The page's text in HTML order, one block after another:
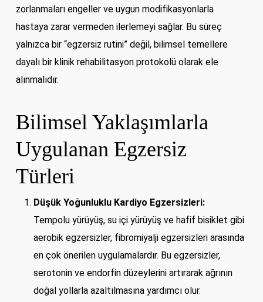
zorlanmaları engeller ve uygun modifikasyonlarla
hastaya zarar vermeden ilerlemeyi sağlar. Bu süreç
yalnızca bir “egzersiz rutini” değil, bilimsel temellere
dayalı bir klinik rehabilitasyon protokolü olarak ele
alınmalıdır.
Bilimsel Yaklaşımlarla
Uygulanan Egzersiz
Türleri
Düşük Yoğunluklu Kardiyo Egzersizleri:
Tempolu yürüyüş, su içi yürüyüş ve hafif bisiklet gibi
aerobik egzersizler, fibromiyalji egzersizleri arasında
en çok önerilen uygulamalardır. Bu egzersizler,
serotonin ve endorfin düzeylerini artırarak ağrının
doğal yollarla azaltılmasına yardımcı olur.